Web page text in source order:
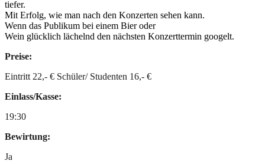
tiefer.
Mit Erfolg, wie man nach den Konzerten sehen kann.
Wenn das Publikum bei einem Bier oder
Wein glücklich lächelnd den nächsten Konzerttermin googelt.
Preise:
Eintritt 22,- € Schüler/ Studenten 16,- €
Einlass/Kasse:
19:30
Bewirtung:
Ja